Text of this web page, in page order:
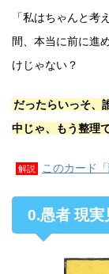
「私はちゃんと考
間、本当に前に進
けじゃない？
だったらいっそ、
中じゃ、もう整理
解説 このカード
0.愚者 現実